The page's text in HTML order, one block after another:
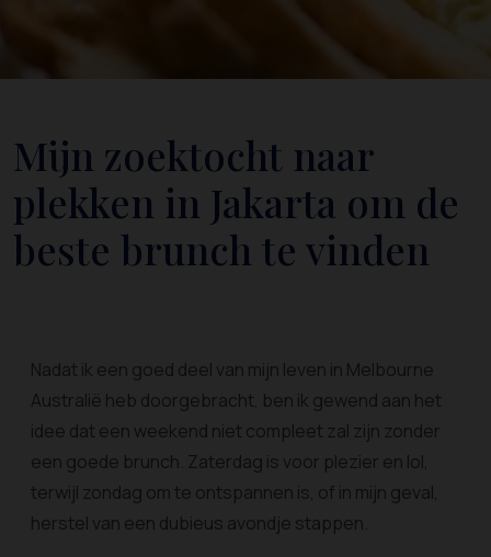
Mijn zoektocht naar
plekken in Jakarta om de
beste brunch te vinden
Nadat ik een goed deel van mijn leven in Melbourne
Australië heb doorgebracht, ben ik gewend aan het
idee dat een weekend niet compleet zal zijn zonder
een goede brunch. Zaterdag is voor plezier en lol,
terwijl zondag om te ontspannen is, of in mijn geval,
herstel van een dubieus avondje stappen.